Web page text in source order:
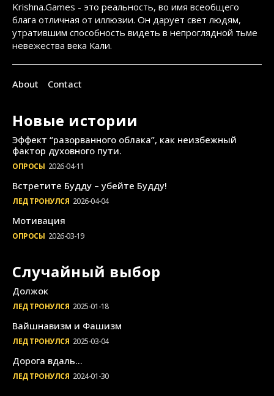
Krishna.Games - это реальность, во имя всеобщего
блага отличная от иллюзии. Он дарует свет людям,
утратившим способность видеть в непроглядной тьме
невежества века Кали.
About Contact
Новые истории
Эффект “разорванного облака”, как неизбежный
фактор духовного пути.
ОПРОСЫ 2026-04-11
Встретите Будду – убейте Будду!
ЛЕД ТРОНУЛСЯ 2026-04-04
Мотивация
ОПРОСЫ 2026-03-19
Случайный выбор
Должок
ЛЕД ТРОНУЛСЯ 2025-01-18
Вайшнавизм и Фашизм
ЛЕД ТРОНУЛСЯ 2025-03-04
Дорога вдаль…
ЛЕД ТРОНУЛСЯ 2024-01-30